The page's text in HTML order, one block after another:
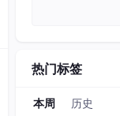
热门标签
本周 历史